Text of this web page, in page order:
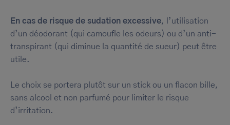
En cas de risque de sudation excessive, l’utilisation
d’un déodorant (qui camoufle les odeurs) ou d’un anti-
transpirant (qui diminue la quantité de sueur) peut être
utile.
Le choix se portera plutôt sur un stick ou un flacon bille,
sans alcool et non parfumé pour limiter le risque
d’irritation.